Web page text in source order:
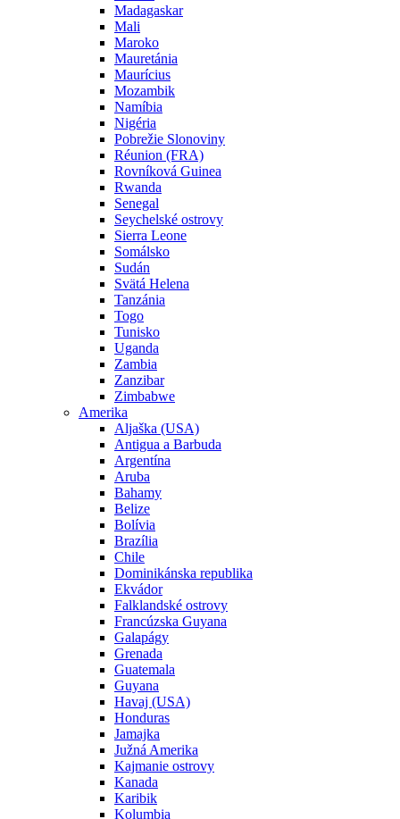
Madagaskar
Mali
Maroko
Mauretánia
Maurícius
Mozambik
Namíbia
Nigéria
Pobrežie Slonoviny
Réunion (FRA)
Rovníková Guinea
Rwanda
Senegal
Seychelské ostrovy
Sierra Leone
Somálsko
Sudán
Svätá Helena
Tanzánia
Togo
Tunisko
Uganda
Zambia
Zanzibar
Zimbabwe
Amerika
Aljaška (USA)
Antigua a Barbuda
Argentína
Aruba
Bahamy
Belize
Bolívia
Brazília
Chile
Dominikánska republika
Ekvádor
Falklandské ostrovy
Francúzska Guyana
Galapágy
Grenada
Guatemala
Guyana
Havaj (USA)
Honduras
Jamajka
Južná Amerika
Kajmanie ostrovy
Kanada
Karibik
Kolumbia